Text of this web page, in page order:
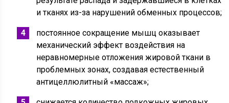
и тканях из-за нарушений обменных процессов;
постоянное сокращение мышц оказывает
механический эффект воздействия на
неравномерные отложения жировой ткани в
проблемных зонах, создавая естественный
антицеллюлитный «массаж»;